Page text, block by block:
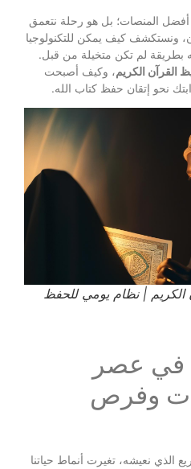
المنصات؛ بل هو رحلة نتعمق
ونستكشف كيف يمكن للتكنولوجيا
بطريقة لم تكن متخيلة من قبل.
القرآن الكريم، وكيف أصبحت
نحو إتقان حفظ كتاب الله.
الكريم | نظام يومي للحفظ
في عصر
وفرص
الذي نعيشه، تغيرت أنماط حياتنا